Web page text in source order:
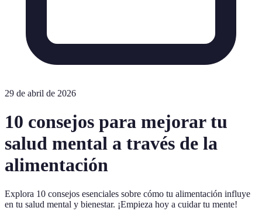
29 de abril de 2026
10 consejos para mejorar tu
salud mental a través de la
alimentación
Explora 10 consejos esenciales sobre cómo tu alimentación influye
en tu salud mental y bienestar. ¡Empieza hoy a cuidar tu mente!